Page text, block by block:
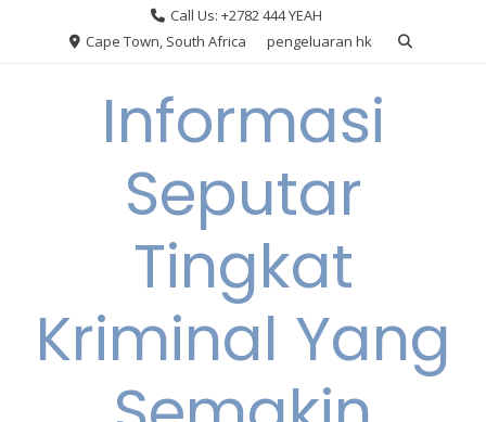
Call Us: +2782 444 YEAH
Cape Town, South Africa
pengeluaran hk
Informasi
Seputar
Tingkat
Kriminal Yang